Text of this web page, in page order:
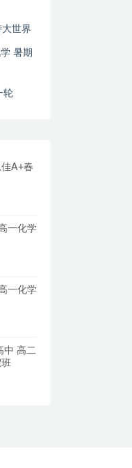
世界
暑期
轮
一化学
一化学
中 高二